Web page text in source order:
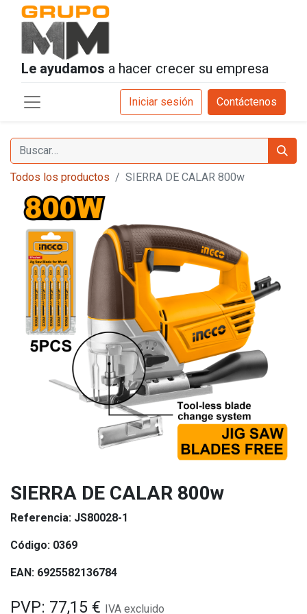
Le ayudamos a hacer crecer su empresa
Iniciar sesión Contáctenos
Todos los productos SIERRA DE CALAR 800w
SIERRA DE CALAR 800w
Referencia: JS80028-1
Código: 0369
EAN: 6925582136784
PVP: 77,15 € IVA excluido